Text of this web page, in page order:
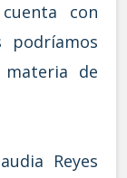
con
podríamos
de
Reyes